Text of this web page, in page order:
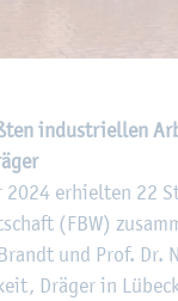
in­dus­tri­el­len
2024 er­hiel­ten 22
(FBW)
und Prof. Dr.
Drä­ger in